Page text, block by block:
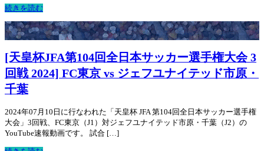
続きを読む
[天皇杯JFA第104回全日本サッカー選手権大会 3
回戦 2024] FC東京 vs ジェフユナイテッド市原・
千葉
2024年07月10日に行なわれた「天皇杯 JFA 第104回全日本サッカー選手権
大会」3回戦、FC東京（J1）対ジェフユナイテッド市原・千葉（J2）の
YouTube速報動画です。 試合 […]